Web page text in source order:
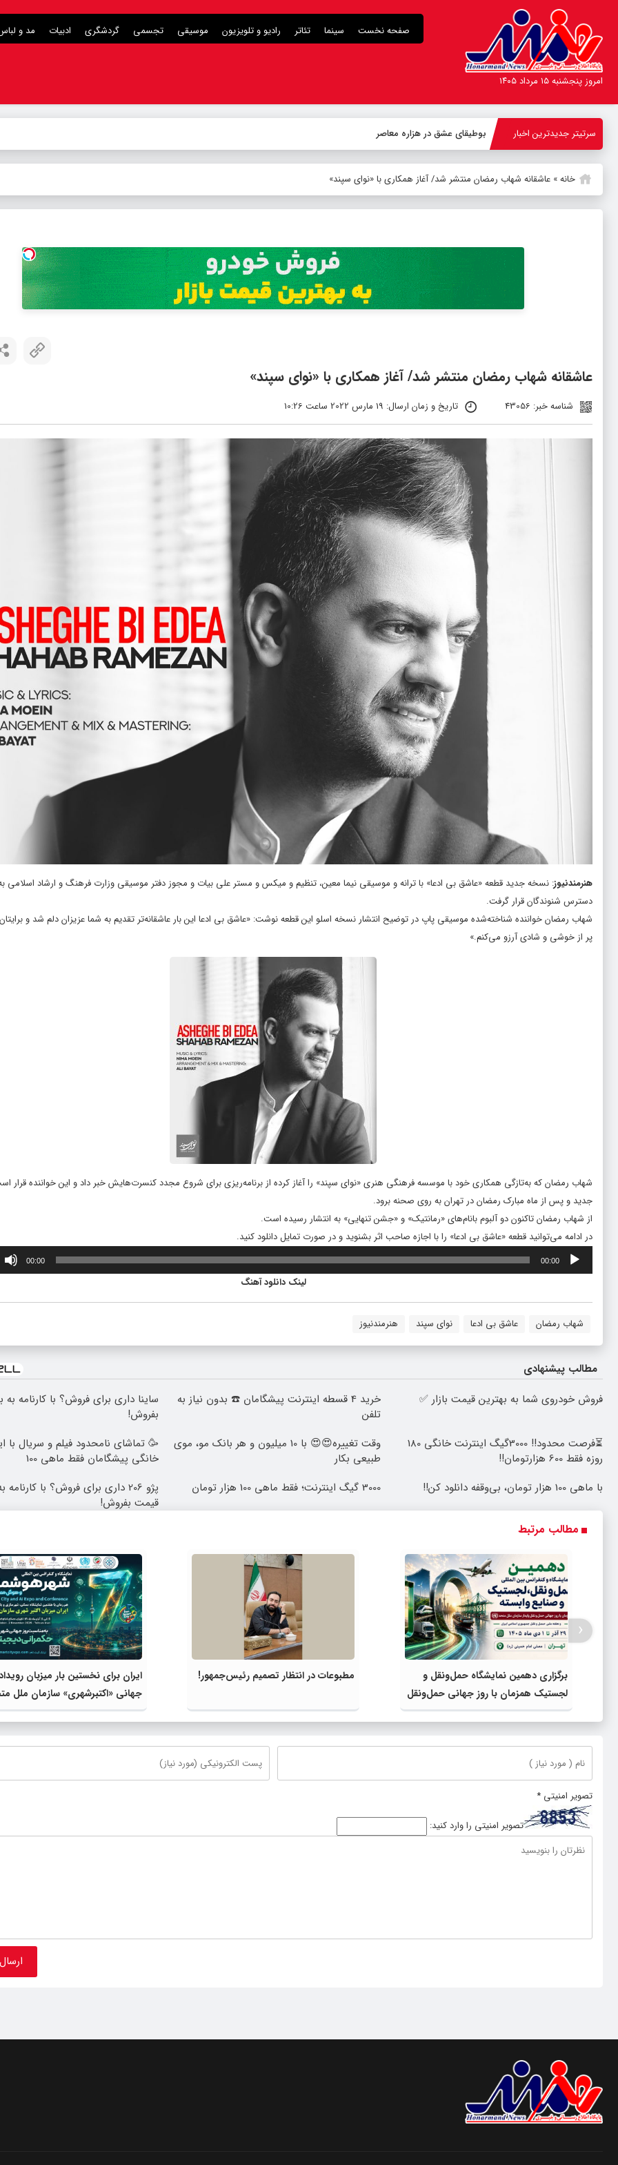
صفحه نخست سینما تئاتر رادیو و تلویزیون موسیقی تجسمی گردشگری ادبیات مد و
امروز پنجشنبه ۱۵ مرداد ۱۴۰۵
سرتیتر جدیدترین اخبار بوطیقای عشق در هزاره معاصر
خانه» عاشقانه شهاب رمضان منتشر شد/ آغاز همکاری با «نوای سپند»
عاشقانه شهاب رمضان منتشر شد/ آغاز همکاری با «نوای سپند»
شناسه خبر: 43056 تاریخ و زمان ارسال: 19 مارس 2022 ساعت 10:26
هنرمندنیوز: نسخه جدید قطعه «عاشق بی ادعا» با ترانه و موسیقی نیما معین، تنظیم و میکس و مستر علی بیات و مجوز دفتر موسیقی وزارت فرهنگ و ارشاد اسلامی
دسترس شنوندگان قرار گرفت.
شهاب رمضان خواننده شناخته‌شده موسیقی پاپ در توضیح انتشار نسخه اسلو این قطعه نوشت: «عاشق بی ادعا این بار عاشقانه‌تر تقدیم به شما عزیزان دلم شد و
پر از خوشی و شادی آرزو می‌کنم.»
شهاب رمضان که به‌تازگی همکاری خود با موسسه فرهنگی هنری «نوای سپند» را آغاز کرده از برنامه‌ریزی برای شروع مجدد کنسرت‌هایش خبر داد و این خواننده قرار
جدید و پس از ماه مبارک رمضان در تهران به روی صحنه برود.
از شهاب رمضان تاکنون دو آلبوم بانام‌های «رمانتیک» و «جشن تنهایی» به انتشار رسیده است.
در ادامه می‌توانید قطعه «عاشق بی ادعا» را با اجازه صاحب اثر بشنوید و در صورت تمایل دانلود کنید.
پخش‌کننده
صوت
00:00
00:00
لینک دانلود آهنگ
شهاب رمضان عاشق بی ادعا نوای سپند هنرمندنیوز
مطالب پیشنهادی
فروش خودروی شما به بهترین قیمت بازار ✅
خرید 4 قسطه اینترنت پیشگامان ☎️ بدون نیاز به
تلفن
ساینا داری برای فروش؟ با کارنامه
بفروش!
⏳فرصت محدود!! 3000گیگ اینترنت خانگی 180
روزه فقط 600 هزارتومان!!
وقت تغییره😍😍 با 10 میلیون و هر بانک مو، موی
طبیعی بکار
🥳 تماشای نامحدود فیلم و سریال با
خانگی پیشگامان فقط ماهی 100
با ماهی 100 هزار تومان، بی‌وقفه دانلود کن!!
3000 گیگ اینترنت؛ فقط ماهی 100 هزار تومان
پژو 206 داری برای فروش؟ با
قیمت بفروش!
مطالب مرتبط
برگزاری دهمین نمایشگاه حمل‌ونقل و
لجستیک همزمان با روز جهانی حمل‌ونقل
پایدار سازمان ملل متحد
مطبوعات در انتظار تصمیم رئیس‌جمهور!
ایران برای نخستین بار میزبان
جهانی «اکتبرشهری» سازمان ملل
می‌شود
‹
تصویر امنیتی *
تصویر امنیتی را وارد کنید: